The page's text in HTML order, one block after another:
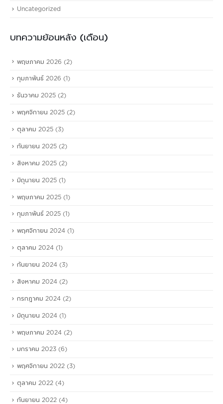
Uncategorized
บทความย้อนหลัง (เดือน)
พฤษภาคม 2026 (2)
กุมภาพันธ์ 2026 (1)
ธันวาคม 2025 (2)
พฤศจิกายน 2025 (2)
ตุลาคม 2025 (3)
กันยายน 2025 (2)
สิงหาคม 2025 (2)
มิถุนายน 2025 (1)
พฤษภาคม 2025 (1)
กุมภาพันธ์ 2025 (1)
พฤศจิกายน 2024 (1)
ตุลาคม 2024 (1)
กันยายน 2024 (3)
สิงหาคม 2024 (2)
กรกฎาคม 2024 (2)
มิถุนายน 2024 (1)
พฤษภาคม 2024 (2)
มกราคม 2023 (6)
พฤศจิกายน 2022 (3)
ตุลาคม 2022 (4)
กันยายน 2022 (4)